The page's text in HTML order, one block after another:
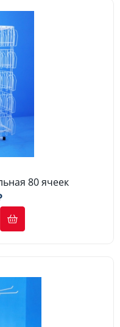
80 ячеек